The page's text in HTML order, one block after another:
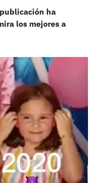
ha
los mejores a